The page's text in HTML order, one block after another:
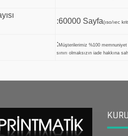
:60000 Sayfa(ıso/ıec
: Müşterilerimiz %100
sınırı olmaksızın iade hakkına